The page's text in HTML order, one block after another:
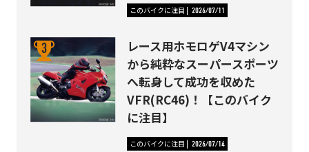
このバイクに注目 2026/07/11
レース用ホモロゲV4マシン
から純粋なスーパースポーツ
へ転身して成功を収めた
VFR(RC46)！【このバイク
に注目】
このバイクに注目 2026/07/14